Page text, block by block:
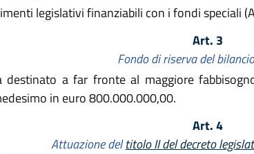
legislativi finanziabili con i fondi speciali
Art. 3
Fondo di riserva del
a far fronte al maggiore
in euro 800.000.000,00.
Art. 4
Attuazione deltitolo II del decreto